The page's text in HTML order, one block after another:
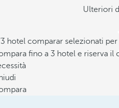
Ulteriori
hotel comparar selezionati per
fino a 3 hotel e riserva il